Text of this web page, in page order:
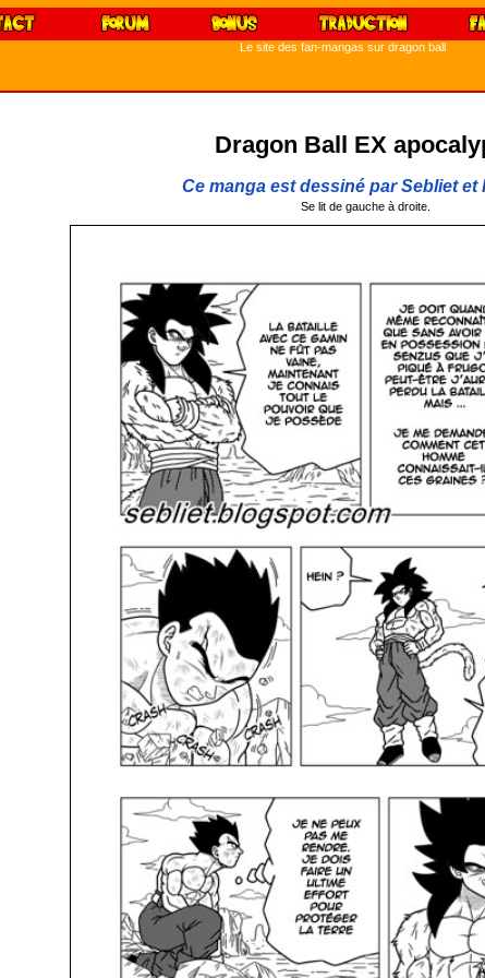
Le site des fan-mangas sur dragon ball
Dragon Ball EX
Ce manga est dessiné par Sebliet et
Se lit de gauche à droite.